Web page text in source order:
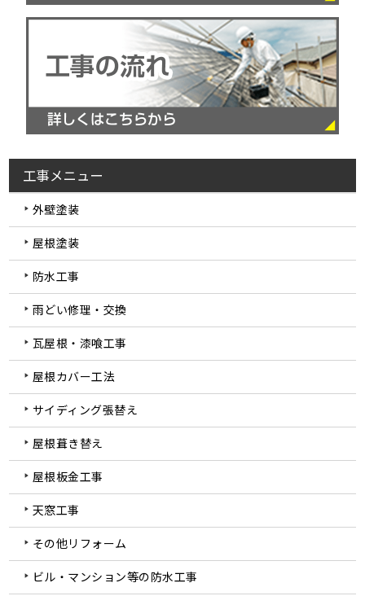
工事メニュー
外壁塗装
屋根塗装
防水工事
雨どい修理・交換
瓦屋根・漆喰工事
屋根カバー工法
サイディング張替え
屋根葺き替え
屋根板金工事
天窓工事
その他リフォーム
ビル・マンション等の防水工事